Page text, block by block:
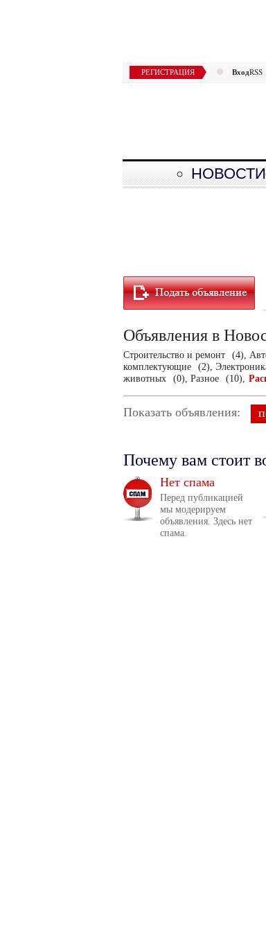
РЕГИСТРАЦИЯ ВходRSS
НОВОСТИ
Объявления в
Строительство и ремонт (4),
комплектующие
(2),
животных
(0), Разное (10),
Показать объявления:
Почему вам стоит
Нет спама
Перед публикацией
мы модерируем
объявления. Здесь нет
спама.